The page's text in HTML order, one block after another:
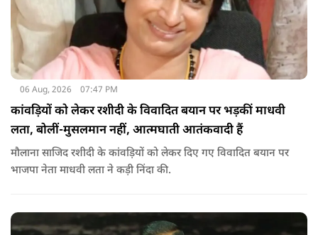
06 Aug, 2026 07:47 PM
कांवड़ियों को लेकर रशीदी के विवादित बयान पर भड़कीं माधवी
लता, बोलीं-मुसलमान नहीं, आत्मघाती आतंकवादी हैं
मौलाना साजिद रशीदी के कांवड़ियों को लेकर दिए गए विवादित बयान पर
भाजपा नेता माधवी लता ने कड़ी निंदा की.